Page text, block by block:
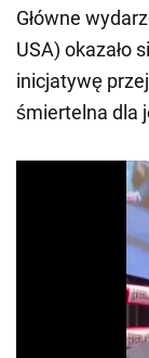
Główne
USA) okazało
inicjatywę
śmiertelna dla